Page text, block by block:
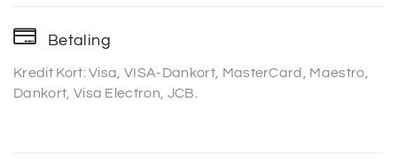
Betaling
Kredit Kort: Visa, VISA-Dankort, MasterCard, Maestro,
Dankort, Visa Electron, JCB.